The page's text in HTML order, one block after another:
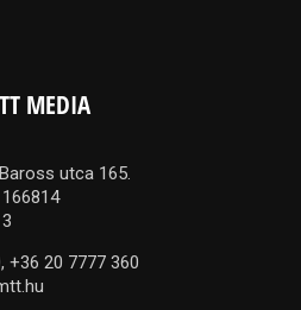
MEDIA
utca 165.
+36 20 7777 360